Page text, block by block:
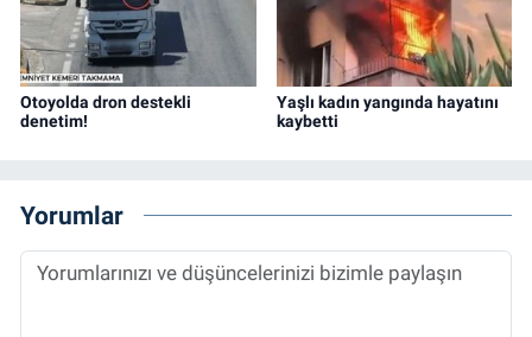
Otoyolda dron destekli
denetim!
Yaşlı kadın yangında hayatını
kaybetti
Yorumlar